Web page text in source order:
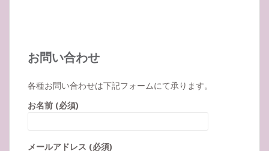
お問い合わせ
各種お問い合わせは下記フォームにて承ります。
お名前 (必須)
メールアドレス (必須)